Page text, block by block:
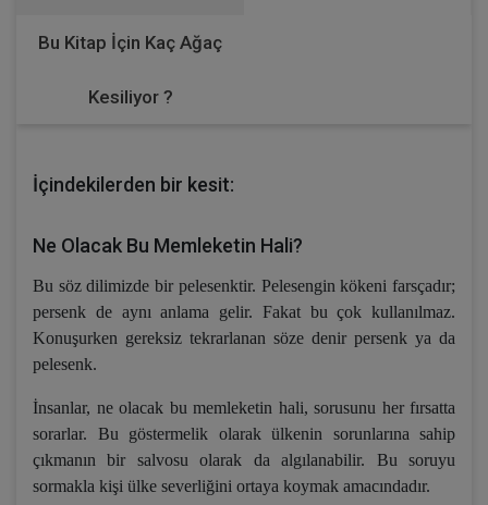
Bu Kitap İçin Kaç Ağaç
Kesiliyor ?
İçindekilerden bir kesit:
Ne Olacak Bu Memleketin Hali?
Bu söz dilimizde bir pelesenktir. Pelesengin kökeni farsçadır;
persenk de aynı anlama gelir. Fakat bu çok kullanılmaz.
Konuşurken gereksiz tekrarlanan söze denir persenk ya da
pelesenk.
İnsanlar, ne olacak bu memleketin hali, sorusunu her fırsatta
sorarlar. Bu göstermelik olarak ülkenin sorunlarına sahip
çıkmanın bir salvosu olarak da algılanabilir. Bu soruyu
sormakla kişi ülke severliğini ortaya koymak amacındadır.